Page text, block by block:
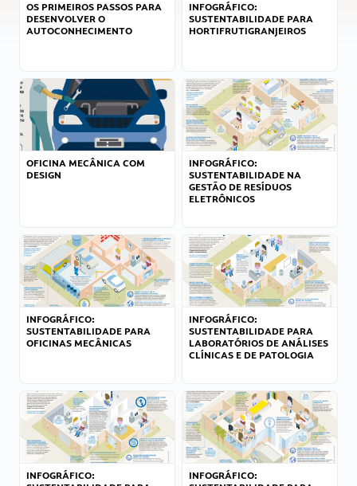
OS PRIMEIROS PASSOS PARA
DESENVOLVER O
AUTOCONHECIMENTO
INFOGRÁFICO:
SUSTENTABILIDADE PARA
HORTIFRUTIGRANJEIROS
OFICINA MECÂNICA COM
DESIGN
INFOGRÁFICO:
SUSTENTABILIDADE NA
GESTÃO DE RESÍDUOS
ELETRÔNICOS
INFOGRÁFICO:
SUSTENTABILIDADE PARA
OFICINAS MECÂNICAS
INFOGRÁFICO:
SUSTENTABILIDADE PARA
LABORATÓRIOS DE ANÁLISES
CLÍNICAS E DE PATOLOGIA
INFOGRÁFICO:
INFOGRÁFICO: